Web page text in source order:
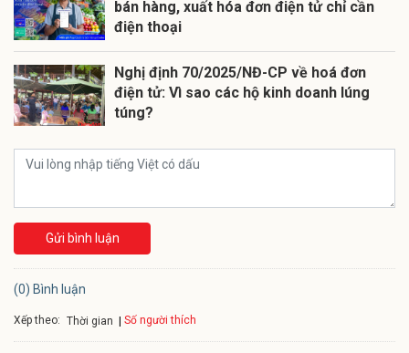
bán hàng, xuất hóa đơn điện tử chỉ cần
điện thoại
Nghị định 70/2025/NĐ-CP về hoá đơn
điện tử: Vì sao các hộ kinh doanh lúng
túng?
Gửi bình luận
(0) Bình luận
Xếp theo: Thời gian Số người thích